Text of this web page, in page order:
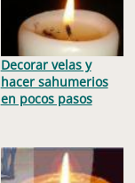
Decorar velas y
hacer sahumerios
en pocos pasos